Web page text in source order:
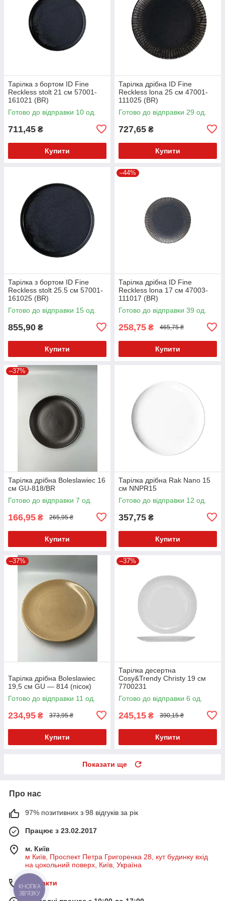
Тарілка з бортом ID Fine
Reckless stolt 21 см 57001-
161021 (BR)
Готово до відправки 10 од.
711,45 ₴
Купити
Тарілка дрібна ID Fine
Reckless lona 25 см 47001-
111025 (BR)
Готово до відправки 29 од.
727,65 ₴
Купити
Тарілка з бортом ID Fine
Reckless stolt 25.5 см 57001-
161025 (BR)
Готово до відправки 15 од.
855,90 ₴
Купити
–44%
Тарілка дрібна ID Fine
Reckless lona 17 см 47003-
111017 (BR)
Готово до відправки 39 од.
258,75 ₴ 465,75 ₴
Купити
–37%
Тарілка дрібна Boleslawiec 16
см GU-818/BR
Готово до відправки 7 од.
166,95 ₴ 265,95 ₴
Купити
Тарілка дрібна Rak Nano 15
см NNPR15
Готово до відправки 12 од.
357,75 ₴
Купити
–37%
Тарілка дрібна Boleslawiec
19,5 см GU — 814 (пісок)
Готово до відправки 11 од.
234,95 ₴ 373,95 ₴
Купити
–37%
Тарілка десертна
Cosy&Trendy Christy 19 см
7700231
Готово до відправки 6 од.
245,15 ₴ 390,15 ₴
Купити
Показати ще
Про нас
97% позитивних з 98 відгуків за рік
Працює з 23.02.2017
м. Київ
м Київ, Проспект Петра Григоренка 28, кут будинку вхід
на цокольний поверх, Київ, Україна
Контакти
КНОПКА
ЗВ'ЯЗКУ